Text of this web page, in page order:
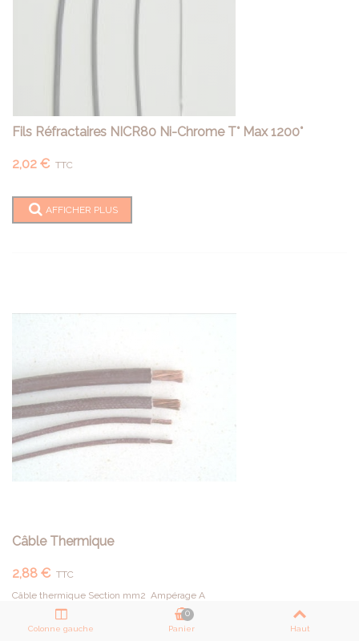
Fils Réfractaires NICR80 Ni-Chrome T° Max 1200°
2,02 € TTC
AFFICHER PLUS
Câble Thermique
2,88 € TTC
Câble thermique Section mm2 Ampérage A
AFFICHER PLUS
Colonne gauche Panier
0
Haut